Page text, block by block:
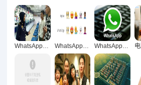
WhatsApp网页版任务跟进实战，沟通增效与协作升级的全方位赋能